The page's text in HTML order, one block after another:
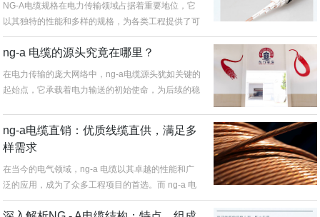
NG-A电缆规格在电力传输领域占据着重要地位，它
以其独特的性能和多样的规格，为各类工程提供了可
靠的电力传输解决方案。NG...
ng-a 电缆的源头究竟在哪里？
在电力传输的庞大网络中，ng-a电缆源头犹如关键的
起始点，它承载着电力输送的初始使命，为后续的稳
ng-a电缆直销：优质线缆直供，满足多
样需求
在当今的电气领域，ng-a 电缆以其卓越的性能和广
泛的应用，成为了众多工程项目的首选。而 ng-a 电
缆直销模式，更是为...